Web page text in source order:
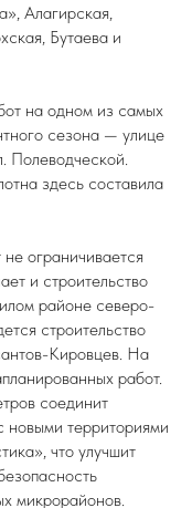
Алагирская,
Бутаева и
на одном из самых
сезона — улице
Полеводческой.
здесь составила
ограничивается
и строительство
районе северо-
строительство
Кировцев. На
работ.
соединит
территориями
что улучшит
микрорайонов.